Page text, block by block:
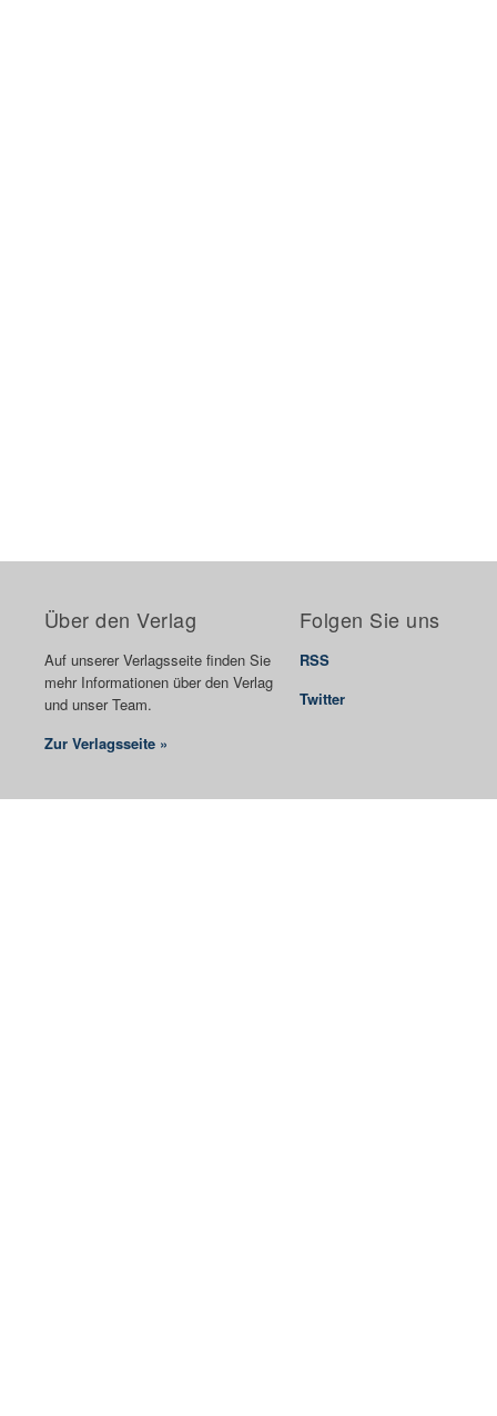
Über den Verlag
Auf unserer Verlagsseite finden Sie
mehr Informationen über den Verlag
und unser Team.
Zur Verlagsseite »
Folgen Sie uns
RSS
Twitter